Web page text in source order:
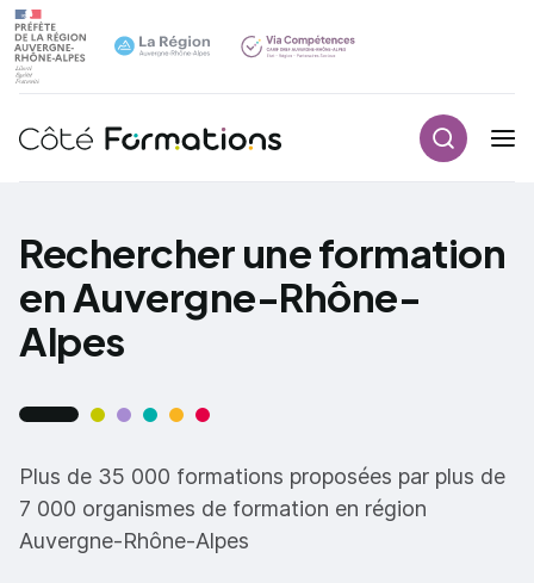
Navigation principale
Rechercher une formation
en Auvergne-Rhône-
Alpes
Plus de 35 000 formations proposées par plus de
7 000 organismes de formation en région
Auvergne-Rhône-Alpes